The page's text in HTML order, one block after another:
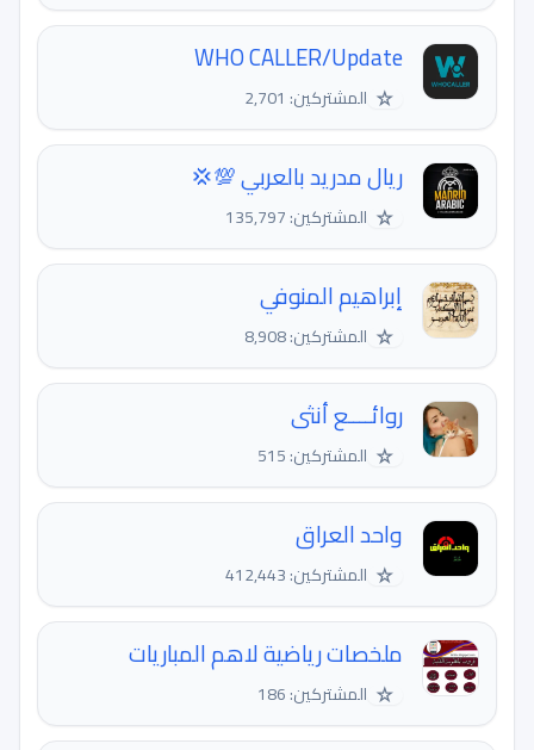
WHO CALLER/Update
☆ المشتركين: 2,701
ريال مدريد بالعربي 💯💢
☆ المشتركين: 135,797
إبراهيم المنوفي
☆ المشتركين: 8,908
روائــــع أنثى
☆ المشتركين: 515
واحد العراق
☆ المشتركين: 412,443
ملخصات رياضية لاهم المباريات
☆ المشتركين: 186